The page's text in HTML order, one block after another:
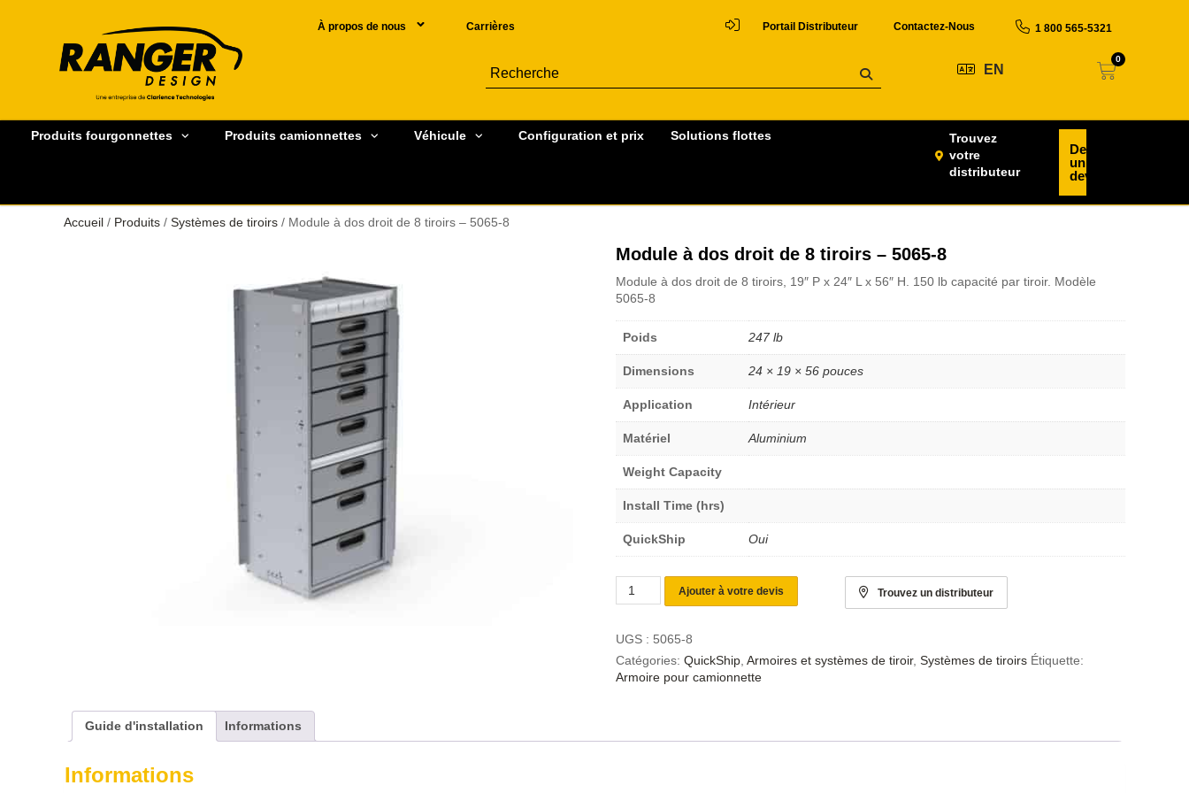
À propos de nous Carrières Portail Distributeur Contactez-Nous 1 800 565-5321
EN
0
Produits fourgonnettes Produits camionnettes Véhicule Configuration et prix Solutions flottes
Trouvez
votre
distributeur
Demander
un
devis
Accueil / Produits / Systèmes de tiroirs / Module à dos droit de 8 tiroirs – 5065-8
Module à dos droit de 8 tiroirs – 5065-8
Module à dos droit de 8 tiroirs, 19″ P x 24″ L x 56″ H. 150 lb capacité par tiroir. Modèle
5065-8
Poids 247 lb
Dimensions 24 × 19 × 56 pouces
Application Intérieur
Matériel Aluminium
Weight Capacity
Install Time (hrs)
QuickShip Oui
Ajouter à votre devis Trouvez un distributeur
UGS : 5065-8
Catégories: QuickShip Armoires et systèmes de tiroir, Systèmes de tiroirs Étiquette:
Armoire pour camionnette
Guide d'installation Informations
Informations